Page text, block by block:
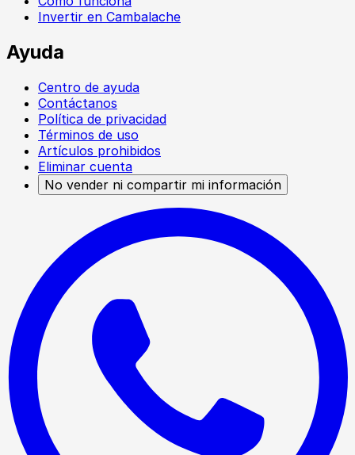
Invertir en Cambalache
Ayuda
Centro de ayuda
Contáctanos
Política de privacidad
Términos de uso
Artículos prohibidos
Eliminar cuenta
No vender ni compartir mi información